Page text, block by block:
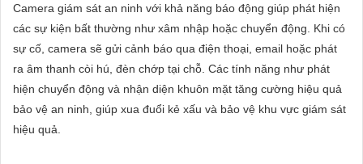
VẤN
DỊCH
VỤ
chăng cho ngôi nhà hoặc doanh nghiệp của mình? Hãy cân
Camera giám sát an ninh với khả năng báo động giúp phát hiện
các sự kiện bất thường như xâm nhập hoặc chuyển động. Khi có
sự cố, camera sẽ gửi cảnh báo qua điện thoại, email hoặc phát
ra âm thanh còi hú, đèn chớp tại chỗ. Các tính năng như phát
hiện chuyển động và nhận diện khuôn mặt tăng cường hiệu quả
bảo vệ an ninh, giúp xua đuổi kẻ xấu và bảo vệ khu vực giám sát
hiệu quả.